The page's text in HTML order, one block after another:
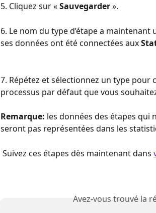
5. Cliquez sur « Sauvegarder ».
6. Le nom du type d’étape a
ses données ont été connectées aux
7. Répétez et sélectionnez un type pour
processus par défaut que vous
Remarque: les données des étapes qui
seront pas représentées dans les
Suivez ces étapes dès maintenant dans
Avez-vous trouvé la